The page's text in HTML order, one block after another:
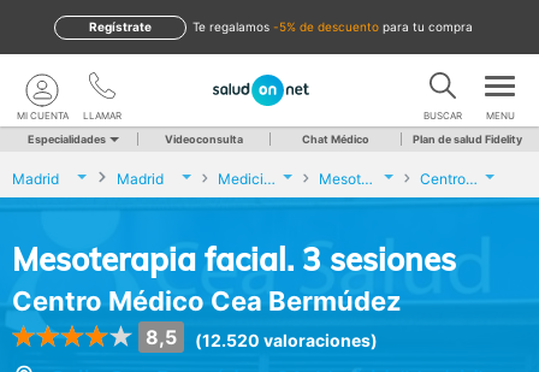
te regalamos -5% de descuento para tu compra
Regístrate
LLAMAR
MI CUENTA BUSCAR MENU
Especialidades Videoconsulta Chat Médico Plan de salud Fidelity
Madrid Madrid Medicina Estética Mesoterapia facial. 3 sesiones Centro Médico Cea Bermúdez
Mesoterapia facial. 3 sesiones
Centro Médico Cea Bermúdez
8,5 (12.520 valoraciones)